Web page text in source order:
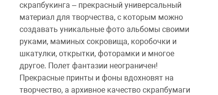
скрапбукинга – прекрасный универсальный
материал для творчества, с которым можно
создавать уникальные фото альбомы своими
руками, маминых сокровища, коробочки и
шкатулки, открытки, фоторамки и многое
другое. Полет фантазии неограничен!
Прекрасные принты и фоны вдохновят на
творчество, а архивное качество скрапбумаги